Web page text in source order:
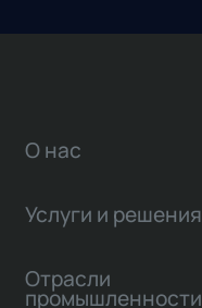
О нас
Услуги и решения
Отрасли
промышленности